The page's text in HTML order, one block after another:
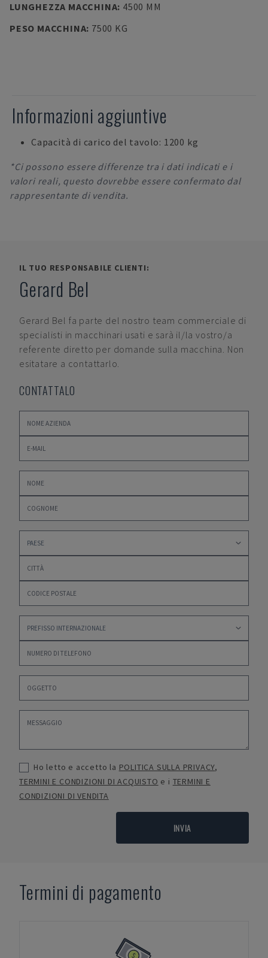
LUNGHEZZA MACCHINA: 4500 MM
PESO MACCHINA: 7500 KG
Informazioni aggiuntive
Capacità di carico del tavolo: 1200 kg
*Ci possono essere differenze tra i dati indicati e i
valori reali, questo dovrebbe essere confermato dal
rappresentante di vendita.
IL TUO RESPONSABILE CLIENTI:
Gerard Bel
Gerard Bel fa parte del nostro team commerciale di
specialisti in macchinari usati e sarà il/la vostro/a
referente diretto per domande sulla macchina. Non
esitatare a contattarlo.
CONTATTALO
Ho letto e accetto la POLITICA SULLA PRIVACY,
TERMINI E CONDIZIONI DI ACQUISTO e i TERMINI E
CONDIZIONI DI VENDITA
INVIA
Termini di pagamento